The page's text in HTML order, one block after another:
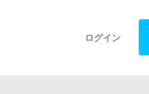
ログイン